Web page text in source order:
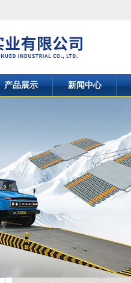
产品展示 新闻中心